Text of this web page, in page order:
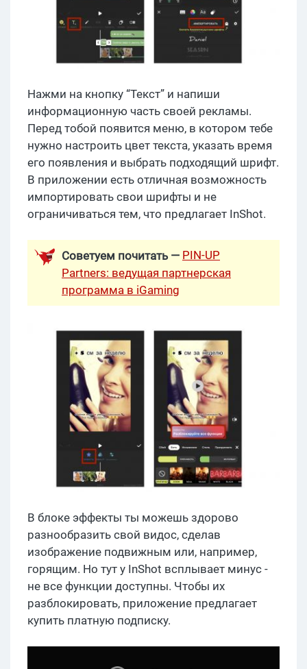
Нажми на кнопку “Текст” и напиши
информационную часть своей рекламы.
Перед тобой появится меню, в котором тебе
нужно настроить цвет текста, указать время
его появления и выбрать подходящий шрифт.
В приложении есть отличная возможность
импортировать свои шрифты и не
ограничиваться тем, что предлагает InShot.
Советуем почитать — PIN-UP
Partners: ведущая партнерская
программа в iGaming
В блоке эффекты ты можешь здорово
разнообразить свой видос, сделав
изображение подвижным или, например,
горящим. Но тут у InShot всплывает минус -
не все функции доступны. Чтобы их
разблокировать, приложение предлагает
купить платную подписку.